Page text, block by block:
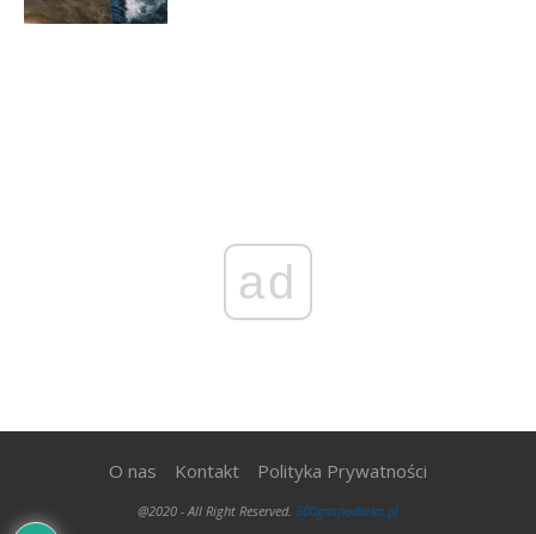
ad
O nas Kontakt Polityka Prywatności
@2020 - All Right Reserved. 300gospodarka.pl